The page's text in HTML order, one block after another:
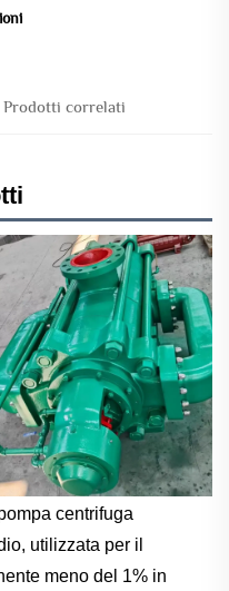
Prodotti correlati
centrifuga
utilizzata per il
meno del 1% in